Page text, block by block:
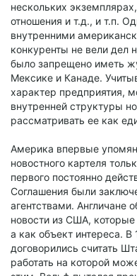
нескольких
отношения и т.д., и т.п.
внутренними
конкуренты не вели
было запрещено иметь
Мексике и Канаде.
характер предприятия,
внутренней структуры
рассматривать ее как
Америка впервые
новостного картеля
первого постоянно
Соглашения были
агентствами. Англичане
новости из США,
а как объект интереса.
договорились считать
работать на которой